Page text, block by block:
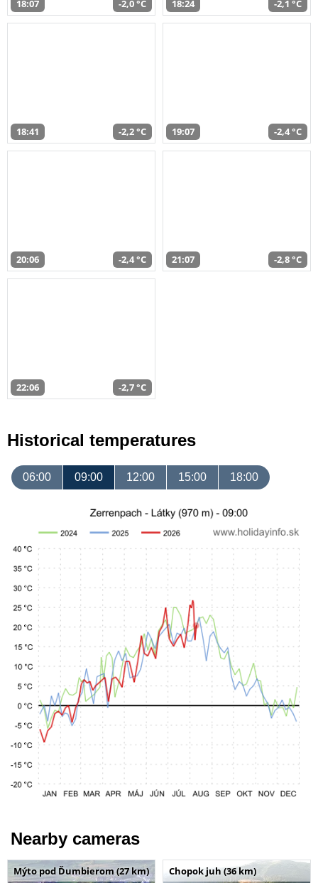
18:07 -2,0 °C 18:24 -2,1 °C
18:41 -2,2 °C 19:07 -2,4 °C
20:06 -2,4 °C 21:07 -2,8 °C
22:06 -2,7 °C
Historical temperatures
06:00 09:00 12:00 15:00 18:00
Nearby cameras
Mýto pod Ďumbierom (27 km) Chopok juh (36 km)